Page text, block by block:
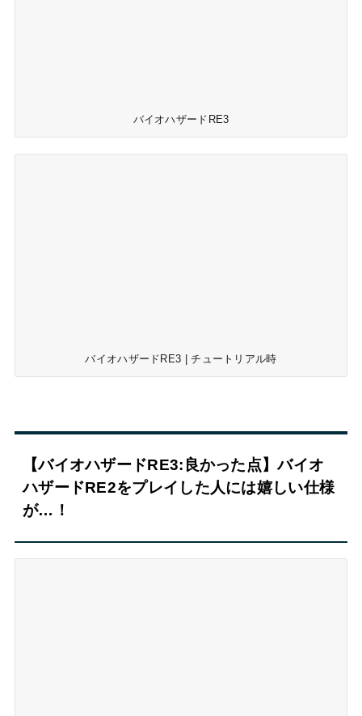
バイオハザードRE3
バイオハザードRE3 | チュートリアル時
【バイオハザードRE3:良かった点】バイオ
ハザードRE2をプレイした人には嬉しい仕様
が…！